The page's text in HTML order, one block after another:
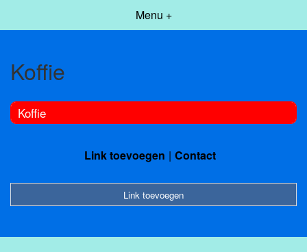
Menu +
Koffie
Koffie
Link toevoegen Contact
Link toevoegen